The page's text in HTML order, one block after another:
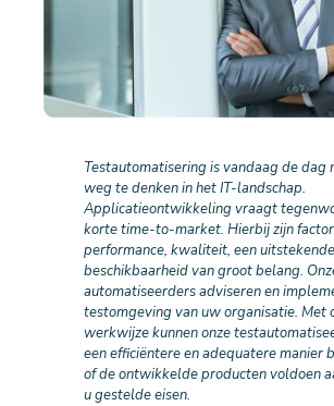
Testautomatisering is vandaag de dag
weg te denken in het IT-landschap.
Applicatieontwikkeling vraagt
korte time-to-market. Hierbij zijn
performance, kwaliteit, een uitstekende
beschikbaarheid van groot belang.
automatiseerders adviseren en
testomgeving van uw organisatie. Met
werkwijze kunnen onze
een efficiëntere en adequatere manier
of de ontwikkelde producten voldoen
u gestelde eisen.